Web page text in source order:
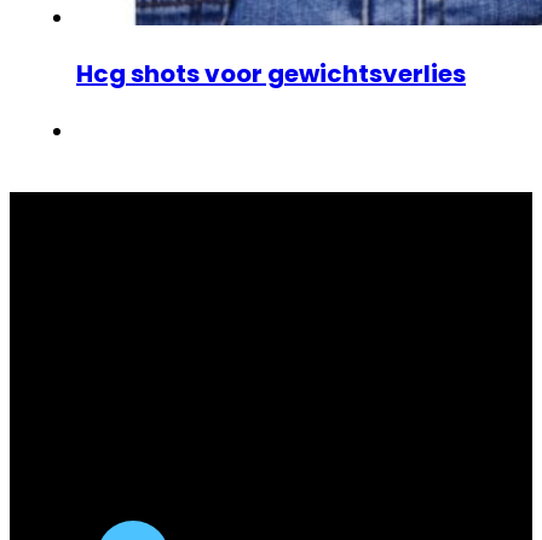
Hcg shots voor gewichtsverlies